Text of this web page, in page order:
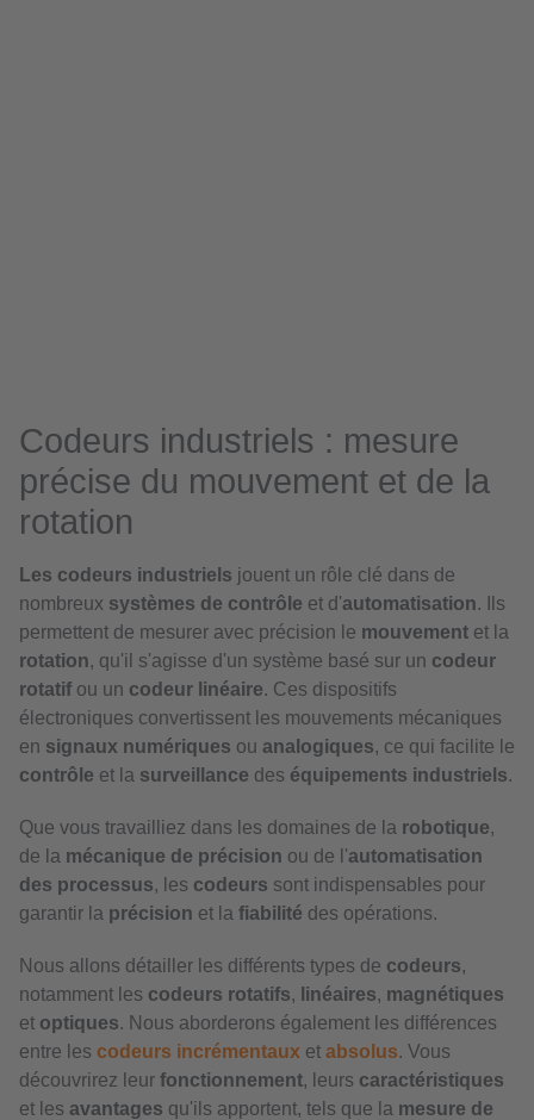
Codeurs industriels : mesure
précise du mouvement et de la
rotation
Les codeurs industriels jouent un rôle clé dans de
nombreux systèmes de contrôle et d'automatisation. Ils
permettent de mesurer avec précision le mouvement et la
rotation, qu'il s'agisse d'un système basé sur un codeur
rotatif ou un codeur linéaire. Ces dispositifs
électroniques convertissent les mouvements mécaniques
en signaux numériques ou analogiques, ce qui facilite le
contrôle et la surveillance des équipements industriels.
Que vous travailliez dans les domaines de la robotique,
de la mécanique de précision ou de l'automatisation
des processus, les codeurs sont indispensables pour
garantir la précision et la fiabilité des opérations.
Nous allons détailler les différents types de codeurs,
notamment les codeurs rotatifs, linéaires, magnétiques
et optiques. Nous aborderons également les différences
entre les codeurs incrémentaux et absolus. Vous
découvrirez leur fonctionnement, leurs caractéristiques
et les avantages qu'ils apportent, tels que la mesure de